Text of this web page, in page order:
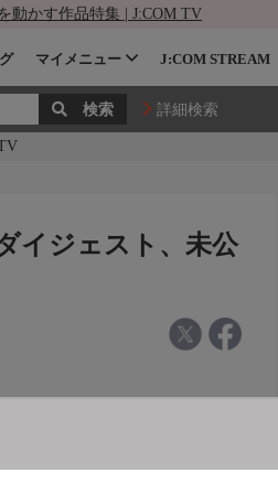
動かす作品特集 | J:COM TV
マイメニュー J:COM STREAM
詳細検索
イジェスト、未公